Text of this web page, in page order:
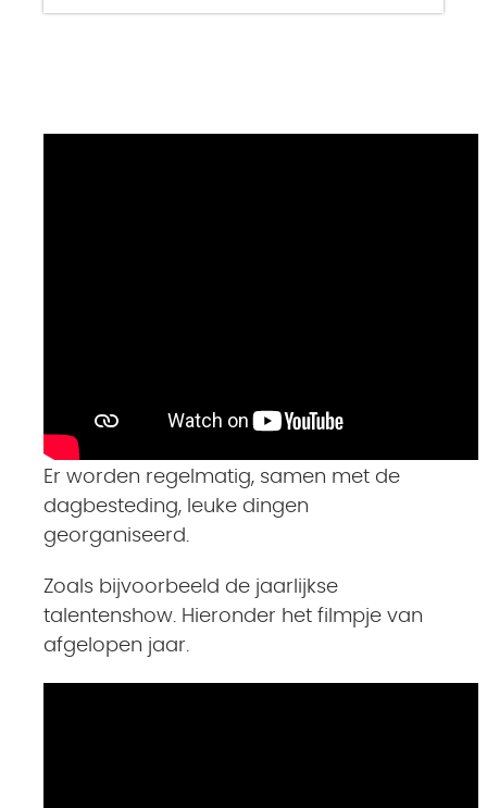
Er worden regelmatig, samen met de
dagbesteding, leuke dingen
georganiseerd.
Zoals bijvoorbeeld de jaarlijkse
talentenshow. Hieronder het filmpje van
afgelopen jaar.